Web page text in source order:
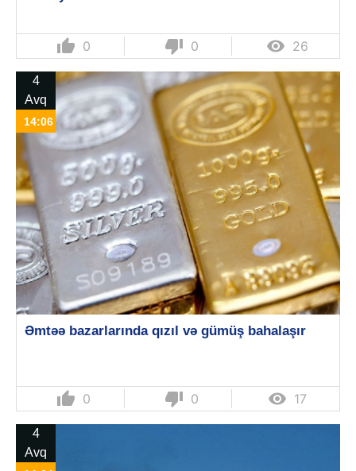
thumb_up 0 thumb_down 0  26
4
Avq
14:06
Əmtəə bazarlarında qızıl və gümüş bahalaşır
thumb_up 0 thumb_down 0  17
4
Avq